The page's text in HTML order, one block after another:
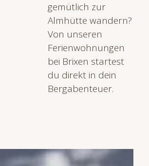
gemütlich zur
Almhütte wandern?
Von unseren
Ferienwohnungen
bei Brixen startest
du direkt in dein
Bergabenteuer.